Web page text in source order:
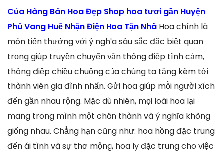
Của Hàng Bán Hoa Đẹp Shop hoa tươi gần Huyện
Phú Vang Huế Nhận Điện Hoa Tận Nhà Hoa chính là
món tiến thưởng với ý nghĩa sâu sắc đặc biệt quan
trọng giúp truyền chuyển vận thông điệp tình cảm,
thông điệp chiều chuộng của chúng ta tặng kèm tới
thành viên gia đình nhấn. Gửi hoa giúp mỗi người xích
đến gần nhau rộng. Mặc dù nhiên, mọi loài hoa lại
mang trong mình một chân thành và ý nghĩa không
giống nhau. Chẳng hạn cũng như: hoa hồng đặc trung
đến ái tình và sự thơ mộng, hoa ly đặc trung cho việc